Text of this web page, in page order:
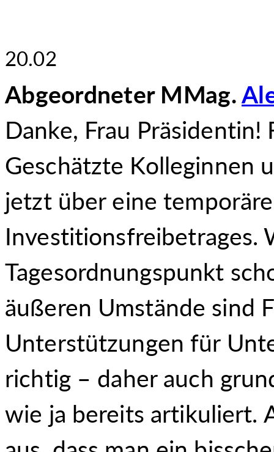
20.02
Abgeordneter MMag.
Danke, Frau Präsidentin!
Geschätzte Kolleginnen
jetzt über eine
Investitionsfreibetrages.
Tagesordnungspunkt
äußeren Umstände sind
Unterstützungen für
richtig – daher auch
wie ja bereits artikuliert.